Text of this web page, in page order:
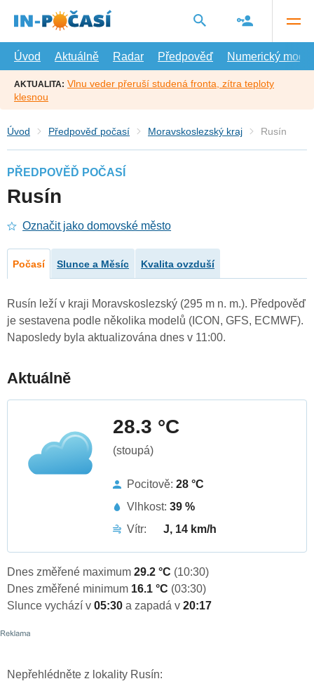
hlavní
Úvod
Aktuálně Radar Předpověď Numerický model
AKTUALITA: Vlnu veder přeruší studená fronta, zítra teploty
klesnou
Úvod Předpověď počasí Moravskoslezský kraj Rusín
PŘEDPOVĚĎ POČASÍ
Rusín
Označit jako domovské město
Počasí Slunce a Měsíc Kvalita ovzduší
Rusín leží v kraji Moravskoslezský (295 m n. m.). Předpověď
je sestavena podle několika modelů (ICON, GFS, ECMWF).
Naposledy byla aktualizována dnes v 11:00.
Aktuálně
28.3 °C
(stoupá)
Pocitově: 28 °C
Vlhkost: 39 %
Vítr:
J, 14 km/h
Dnes změřené maximum 29.2 °C (10:30)
Dnes změřené minimum 16.1 °C (03:30)
Slunce vychází v 05:30 a zapadá v 20:17
Nepřehlédněte z lokality Rusín: